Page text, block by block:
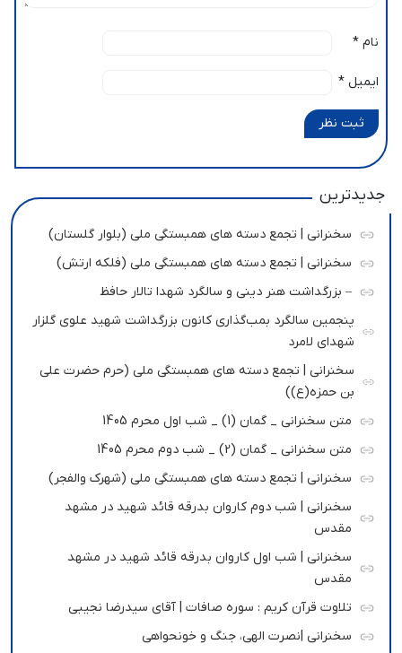
نام *
ایمیل *
ثبت نظر
جدیدترین
سخنرانی | تجمع دسته های همبستگی ملی (بلوار گلستان)
سخنرانی | تجمع دسته های همبستگی ملی (فلکه ارتش)
– بزرگداشت هنر دینی و سالگرد شهدا تالار حافظ
پنجمین سالگرد بمب‌گذاری کانون بزرگداشت شهید علوی گلزار
شهدای لامرد
سخنرانی | تجمع دسته های همبستگی ملی (حرم حضرت علی
بن حمزه(ع))
متن سخنرانی _ گمان (1) _ شب اول محرم 1405
متن سخنرانی _ گمان (2) _ شب دوم محرم 1405
سخنرانی | تجمع دسته های همبستگی ملی (شهرک والفجر)
سخنرانی | شب دوم کاروان بدرقه قائد شهید در مشهد
مقدس
سخنرانی | شب اول کاروان بدرقه قائد شهید در مشهد
مقدس
تلاوت قرآن کریم : سوره صافات | آقای سیدرضا نجیبی
سخنرانی |نصرت الهی، جنگ و خونحواهی